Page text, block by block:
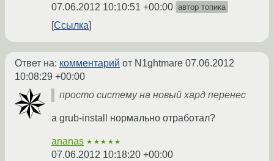
07.06.2012 10:10:51 +00:00 автор топика
Ссылка
Ответ на: комментарий от N1ghtmare 07.06.2012
10:08:29 +00:00
просто систему на новый хард перенес
а grub-install нормально отработал?
ananas ★★★★★
07.06.2012 10:18:20 +00:00